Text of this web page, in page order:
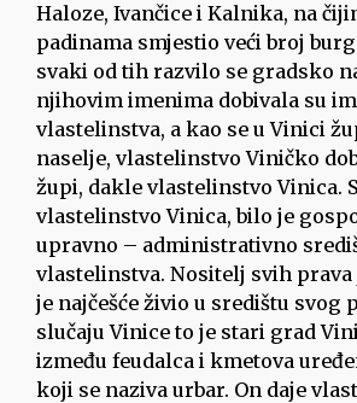
Haloze, Ivančice i Kalnika, na
padinama smjestio veći broj
svaki od tih razvilo se gradsko
njihovim imenima dobivala su
vlastelinstva, a kao se u Vinici
naselje, vlastelinstvo Viničko
župi, dakle vlastelinstvo Vinica.
vlastelinstvo Vinica, bilo je
upravno – administrativno
vlastelinstva. Nositelj svih prava
je najčešće živio u središtu svog
slučaju Vinice to je stari grad
između feudalca i kmetova
koji se naziva urbar. On daje